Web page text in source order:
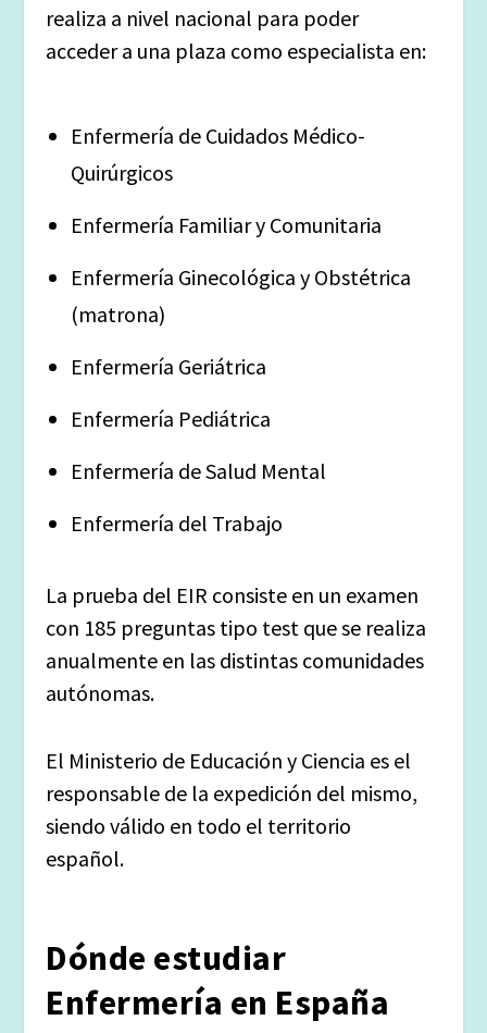
realiza a nivel nacional para poder
acceder a una plaza como especialista en:
Enfermería de Cuidados Médico-
Quirúrgicos
Enfermería Familiar y Comunitaria
Enfermería Ginecológica y Obstétrica
(matrona)
Enfermería Geriátrica
Enfermería Pediátrica
Enfermería de Salud Mental
Enfermería del Trabajo
La prueba del EIR consiste en un examen
con 185 preguntas tipo test que se realiza
anualmente en las distintas comunidades
autónomas.
El Ministerio de Educación y Ciencia es el
responsable de la expedición del mismo,
siendo válido en todo el territorio
español.
Dónde estudiar
Enfermería en España